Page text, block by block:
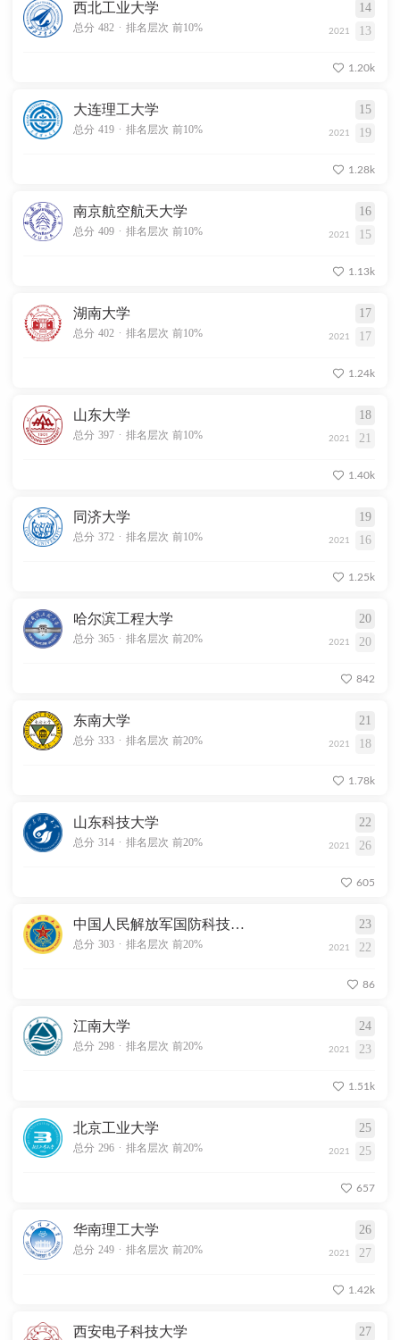
西北工业大学 14
总分 482 . 排名层次 前10% 2021 13
1.20k
大连理工大学 15
总分 419 . 排名层次 前10% 2021 19
1.28k
南京航空航天大学 16
总分 409 . 排名层次 前10% 2021 15
1.13k
湖南大学 17
总分 402 . 排名层次 前10% 2021 17
1.24k
山东大学 18
总分 397 . 排名层次 前10% 2021 21
1.40k
同济大学 19
总分 372 . 排名层次 前10% 2021 16
1.25k
哈尔滨工程大学 20
总分 365 . 排名层次 前20% 2021 20
842
东南大学 21
总分 333 . 排名层次 前20% 2021 18
1.78k
山东科技大学 22
总分 314 . 排名层次 前20% 2021 26
605
中国人民解放军国防科技大学 23
总分 303 . 排名层次 前20% 2021 22
86
江南大学 24
总分 298 . 排名层次 前20% 2021 23
1.51k
北京工业大学 25
总分 296 . 排名层次 前20% 2021 25
657
华南理工大学 26
总分 249 . 排名层次 前20% 2021 27
1.42k
西安电子科技大学 27